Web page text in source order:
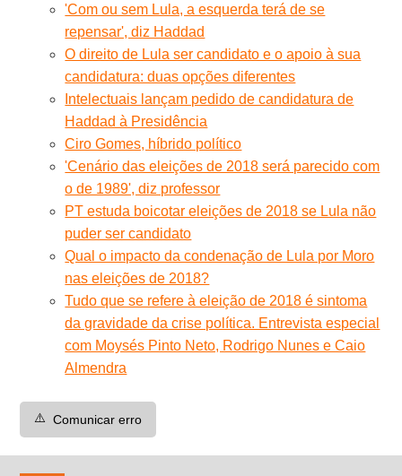
'Com ou sem Lula, a esquerda terá de se
repensar', diz Haddad
O direito de Lula ser candidato e o apoio à sua
candidatura: duas opções diferentes
Intelectuais lançam pedido de candidatura de
Haddad à Presidência
Ciro Gomes, híbrido político
'Cenário das eleições de 2018 será parecido com
o de 1989', diz professor
PT estuda boicotar eleições de 2018 se Lula não
puder ser candidato
Qual o impacto da condenação de Lula por Moro
nas eleições de 2018?
Tudo que se refere à eleição de 2018 é sintoma
da gravidade da crise política. Entrevista especial
com Moysés Pinto Neto, Rodrigo Nunes e Caio
Almendra
⚠️ Comunicar erro